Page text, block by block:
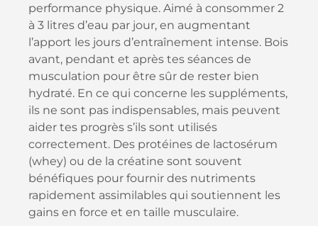
performance physique. Aimé à consommer 2
à 3 litres d’eau par jour, en augmentant
l’apport les jours d’entraînement intense. Bois
avant, pendant et après tes séances de
musculation pour être sûr de rester bien
hydraté. En ce qui concerne les suppléments,
ils ne sont pas indispensables, mais peuvent
aider tes progrès s’ils sont utilisés
correctement. Des protéines de lactosérum
(whey) ou de la créatine sont souvent
bénéfiques pour fournir des nutriments
rapidement assimilables qui soutiennent les
gains en force et en taille musculaire.